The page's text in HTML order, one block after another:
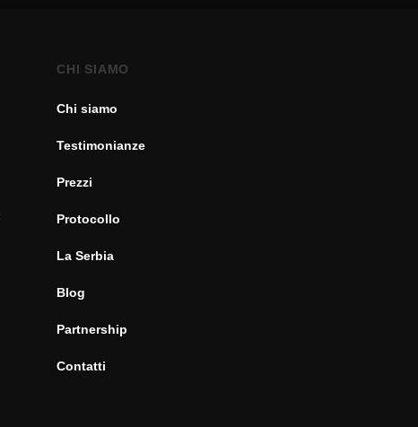
CHI SIAMO
Chi siamo
Testimonianze
Prezzi
Protocollo
La Serbia
Blog
Partnership
Contatti